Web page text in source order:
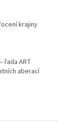
krajiny
řada ART
aberací